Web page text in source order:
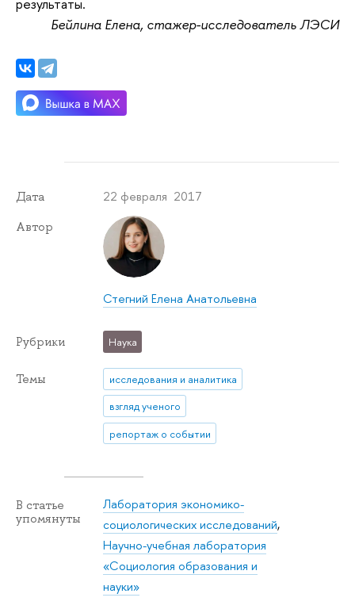
результаты.
Бейлина Елена, стажер-исследователь ЛЭСИ
Дата 22 февраля 2017
Автор
Стегний Елена Анатольевна
Рубрики Наука
Темы
исследования и аналитика
взгляд ученого
репортаж о событии
В статье
упомянуты
Лаборатория экономико-
социологических исследований,
Научно-учебная лаборатория
«Социология образования и
науки»